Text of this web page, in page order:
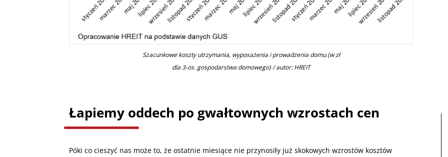
Szacunkowe koszty utrzymania, wyposażenia i prowadzenia domu (w zł
dla 3-os. gospodarstwa domowego) / autor: HREIT
Łapiemy oddech po gwałtownych wzrostach cen
Póki co cieszyć nas może to, że ostatnie miesiące nie przynosiły już skokowych wzrostów kosztów